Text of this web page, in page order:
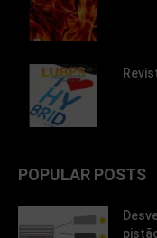
POPULAR POSTS